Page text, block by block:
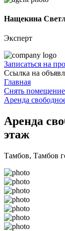
Нащекина
Эксперт
Записаться на
Ссылка на
Главная
Снять
Аренда
Аренда
этаж
Тамбов, Тамбов